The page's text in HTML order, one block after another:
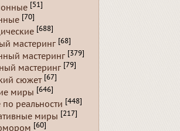
[51]
[70]
[688]
мастеринг [68]
мастеринг [379]
мастеринг [79]
сюжет [67]
миры [646]
реальности [448]
миры [217]
[60]